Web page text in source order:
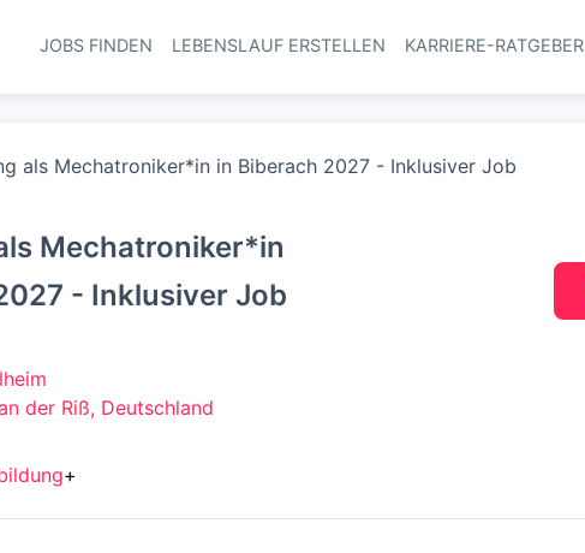
Haupt-Navigation
JOBS FINDEN LEBENSLAUF ERSTELLEN KARRIERE-RATGEBER
als Mechatroniker*in in Biberach 2027 - Inklusiver Job
Mechatroniker*in
- Inklusiver Job
der Riß, Deutschland
+